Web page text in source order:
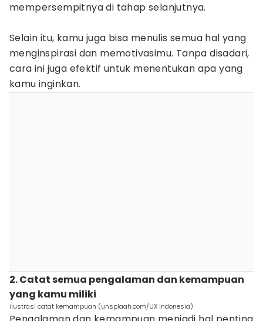
mempersempitnya di tahap selanjutnya.
Selain itu, kamu juga bisa menulis semua hal yang
menginspirasi dan memotivasimu. Tanpa disadari,
cara ini juga efektif untuk menentukan apa yang
kamu inginkan.
2. Catat semua pengalaman dan kemampuan
yang kamu miliki
ilustrasi catat kemampuan (unsplaah.com/UX Indonesia)